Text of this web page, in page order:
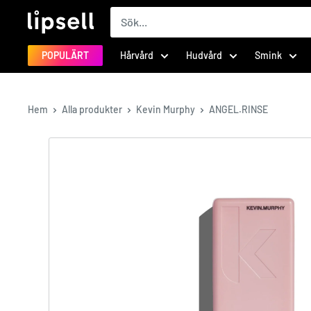
Hoppa
innehåll
LIPSELL
POPULÄRT Hårvård Hudvård Smink
Hem Alla produkter Kevin Murphy ANGEL.RINSE